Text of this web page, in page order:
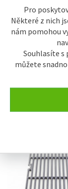
Pro
Některé z nich
nám pomohou
Souhlasíte s
můžete
SKLADEM